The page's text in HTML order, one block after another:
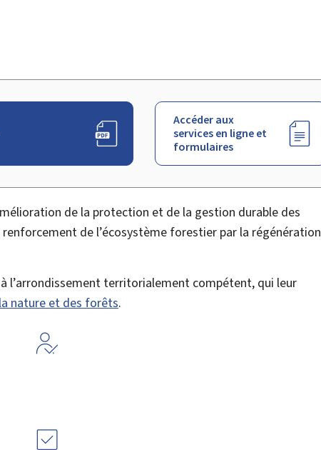
Accéder aux
services en ligne et
formulaires
de la protection et de la gestion durable des
de l’écosystème forestier par la régénération
l’arrondissement territorialement compétent, qui leur
nature et des forêts.